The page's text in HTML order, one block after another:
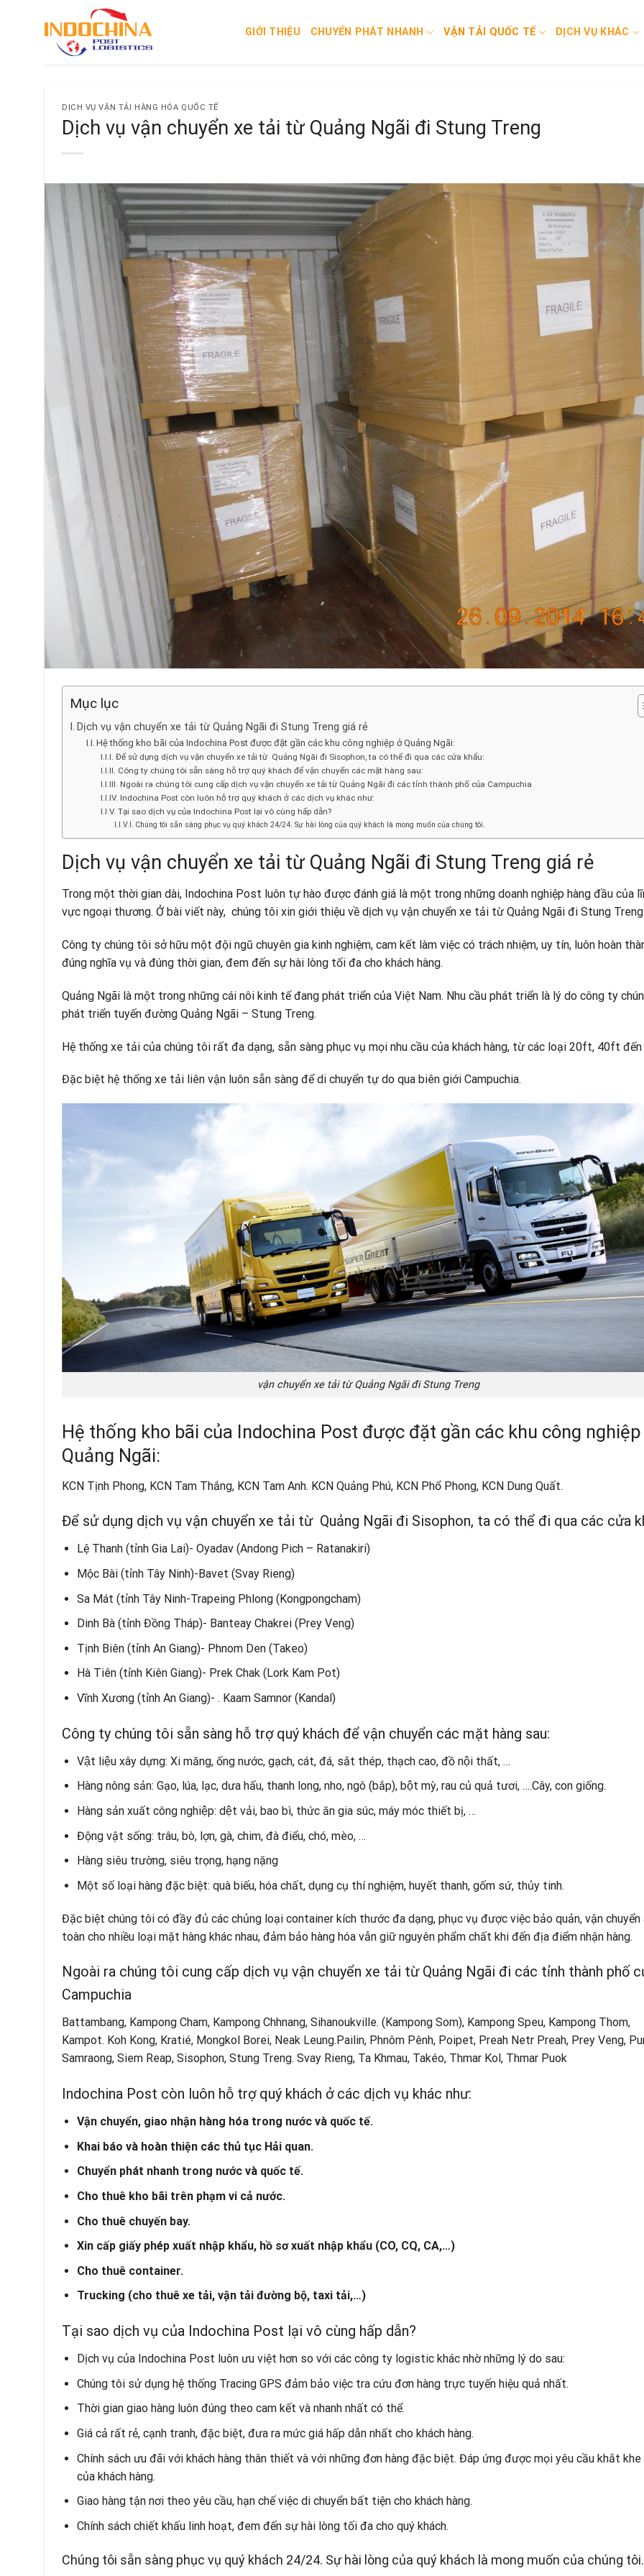
GIỚI THIỆU CHUYỂN PHÁT NHANH VẬN TẢI QUỐC TẾ DỊCH VỤ KHÁC
DỊCH VỤ VẬN TẢI HÀNG HÓA QUỐC TẾ
Dịch vụ vận chuyển xe tải từ Quảng Ngãi đi Stung Treng
Mục lục
Dịch vụ vận chuyển xe tải từ Quảng Ngãi đi Stung Treng giá rẻ
Hệ thống kho bãi của Indochina Post được đặt gần các khu công nghiệp ở Quảng Ngãi:
Để sử dụng dịch vụ vận chuyển xe tải từ Quảng Ngãi đi Sisophon, ta có thể đi qua các cửa khẩu:
Công ty chúng tôi sẵn sàng hỗ trợ quý khách để vận chuyển các mặt hàng sau:
Ngoài ra chúng tôi cung cấp dịch vụ vận chuyển xe tải từ Quảng Ngãi đi các tỉnh thành phố của Campuchia
Indochina Post còn luôn hỗ trợ quý khách ở các dịch vụ khác như:
Tại sao dịch vụ của Indochina Post lại vô cùng hấp dẫn?
Chúng tôi sẵn sàng phục vụ quý khách 24/24. Sự hài lòng của quý khách là mong muốn của chúng tôi.
Dịch vụ vận chuyển xe tải từ Quảng Ngãi đi Stung Treng giá rẻ
Trong một thời gian dài, Indochina Post luôn tự hào được đánh giá là một trong những doanh nghiệp hàng đầu của
vực ngoại thương. Ở bài viết này, chúng tôi xin giới thiệu về dịch vụ vận chuyển xe tải từ Quảng Ngãi đi Stung
Công ty chúng tôi sở hữu một đội ngũ chuyên gia kinh nghiệm, cam kết làm việc có trách nhiệm, uy tín, luôn hoàn
đúng nghĩa vụ và đúng thời gian, đem đến sự hài lòng tối đa cho khách hàng.
Quảng Ngãi là một trong những cái nôi kinh tế đang phát triển của Việt Nam. Nhu cầu phát triển là lý do công ty
phát triển tuyến đường Quảng Ngãi – Stung Treng.
Hệ thống xe tải của chúng tôi rất đa dạng, sẵn sàng phục vụ mọi nhu cầu của khách hàng, từ các loại 20ft, 40ft
Đặc biệt hệ thống xe tải liên vận luôn sẵn sàng để di chuyển tự do qua biên giới Campuchia.
vận chuyển xe tải từ Quảng Ngãi đi Stung Treng
Hệ thống kho bãi của Indochina Post được đặt gần các khu công
Quảng Ngãi:
KCN Tịnh Phong, KCN Tam Thắng, KCN Tam Anh. KCN Quảng Phú, KCN Phổ Phong, KCN Dung Quất.
Để sử dụng dịch vụ vận chuyển xe tải từ Quảng Ngãi đi Sisophon, ta có thể đi qua các cửa
Lệ Thanh (tỉnh Gia Lai)- Oyadav (Andong Pich – Ratanakiri)
Mộc Bài (tỉnh Tây Ninh)-Bavet (Svay Rieng)
Sa Mát (tỉnh Tây Ninh-Trapeing Phlong (Kongpongcham)
Dinh Bà (tỉnh Đồng Tháp)- Banteay Chakrei (Prey Veng)
Tịnh Biên (tỉnh An Giang)- Phnom Den (Takeo)
Hà Tiên (tỉnh Kiên Giang)- Prek Chak (Lork Kam Pot)
Vĩnh Xương (tỉnh An Giang)- . Kaam Samnor (Kandal)
Công ty chúng tôi sẵn sàng hỗ trợ quý khách để vận chuyển các mặt hàng sau:
Vật liệu xây dựng: Xi măng, ống nước, gạch, cát, đá, sắt thép, thạch cao, đồ nội thất, …
Hàng nông sản: Gạo, lúa, lạc, dưa hấu, thanh long, nho, ngô (bắp), bột mỳ, rau củ quả tươi, ….Cây, con giống.
Hàng sản xuất công nghiệp: dệt vải, bao bì, thức ăn gia súc, máy móc thiết bị, …
Động vật sống: trâu, bò, lợn, gà, chim, đà điểu, chó, mèo, …
Hàng siêu trường, siêu trọng, hạng nặng
Một số loại hàng đặc biệt: quà biếu, hóa chất, dụng cụ thí nghiệm, huyết thanh, gốm sứ, thủy tinh.
Đặc biệt chúng tôi có đầy đủ các chủng loại container kích thước đa dạng, phục vụ được việc bảo quản, vận chuyển
toàn cho nhiều loại mặt hàng khác nhau, đảm bảo hàng hóa vẫn giữ nguyên phẩm chất khi đến địa điểm nhận hàng.
Ngoài ra chúng tôi cung cấp dịch vụ vận chuyển xe tải từ Quảng Ngãi đi các tỉnh thành phố
Campuchia
Battambang, Kampong Cham, Kampong Chhnang, Sihanoukville. (Kampong Som), Kampong Speu, Kampong Thom,
Kampot. Koh Kong, Kratié, Mongkol Borei, Neak Leung.Pailin, Phnôm Pênh, Poipet, Preah Netr Preah, Prey Veng,
Samraong, Siem Reap, Sisophon, Stung Treng. Svay Rieng, Ta Khmau, Takéo, Thmar Kol, Thmar Puok
Indochina Post còn luôn hỗ trợ quý khách ở các dịch vụ khác như:
Vận chuyển, giao nhận hàng hóa trong nước và quốc tế.
Khai báo và hoàn thiện các thủ tục Hải quan.
Chuyển phát nhanh trong nước và quốc tế.
Cho thuê kho bãi trên phạm vi cả nước.
Cho thuê chuyến bay.
Xin cấp giấy phép xuất nhập khẩu, hồ sơ xuất nhập khẩu (CO, CQ, CA,…)
Cho thuê container.
Trucking (cho thuê xe tải, vận tải đường bộ, taxi tải,…)
Tại sao dịch vụ của Indochina Post lại vô cùng hấp dẫn?
Dịch vụ của Indochina Post luôn ưu việt hơn so với các công ty logistic khác nhờ những lý do sau:
Chúng tôi sử dụng hệ thống Tracing GPS đảm bảo việc tra cứu đơn hàng trực tuyến hiệu quả nhất.
Thời gian giao hàng luôn đúng theo cam kết và nhanh nhất có thể.
Giá cả rất rẻ, cạnh tranh, đặc biệt, đưa ra mức giá hấp dẫn nhất cho khách hàng.
Chính sách ưu đãi với khách hàng thân thiết và với những đơn hàng đặc biệt. Đáp ứng được mọi yêu cầu khắt
của khách hàng.
Giao hàng tận nơi theo yêu cầu, hạn chế việc di chuyển bất tiện cho khách hàng.
Chính sách chiết khấu linh hoạt, đem đến sự hài lòng tối đa cho quý khách.
Chúng tôi sẵn sàng phục vụ quý khách 24/24. Sự hài lòng của quý khách là mong muốn của chúng tôi.